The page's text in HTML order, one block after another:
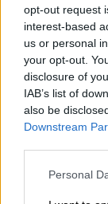
opt-out request
interest-based
us or personal
your opt-out.
disclosure of
IAB’s list of
also be
Downstream
Personal
Εταιρεία
καθώς και
ύδρευσης
Τα
τελικούς